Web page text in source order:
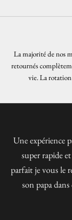
La majorité de nos
retournés
vie. La
Une expérience
super rapide
parfait je vous le
son papa